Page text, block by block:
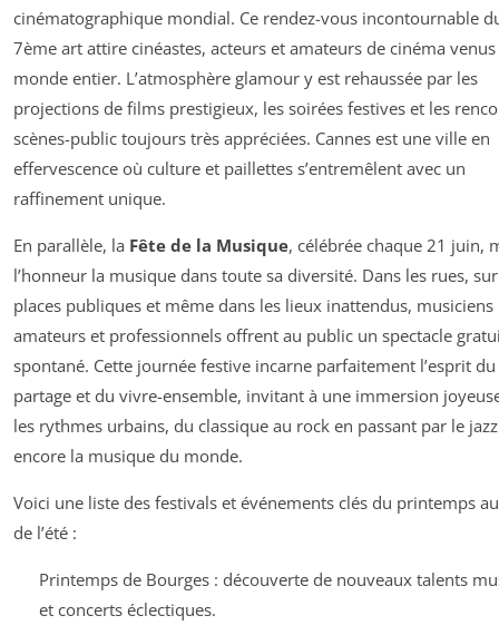
cinématographique mondial. Ce rendez-vous incontournable
7ème art attire cinéastes, acteurs et amateurs de cinéma
monde entier. L’atmosphère glamour y est rehaussée par les
projections de films prestigieux, les soirées festives et les
scènes-public toujours très appréciées. Cannes est une ville en
effervescence où culture et paillettes s’entremêlent avec un
raffinement unique.
En parallèle, la Fête de la Musique, célébrée chaque 21 juin,
l’honneur la musique dans toute sa diversité. Dans les rues,
places publiques et même dans les lieux inattendus, musiciens
amateurs et professionnels offrent au public un spectacle
spontané. Cette journée festive incarne parfaitement l’esprit du
partage et du vivre-ensemble, invitant à une immersion
les rythmes urbains, du classique au rock en passant par le
encore la musique du monde.
Voici une liste des festivals et événements clés du printemps
de l’été :
Printemps de Bourges : découverte de nouveaux talents
et concerts éclectiques.